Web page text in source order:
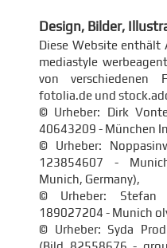
Design, Bilder,
Diese Website enthält
mediastyle
von verschiedenen
fotolia.de und
© Urheber: Dirk
40643209 - München
© Urheber:
123854607 -
Munich, Germany),
© Urheber: Stefan
189027204 - Munich
© Urheber: Syda